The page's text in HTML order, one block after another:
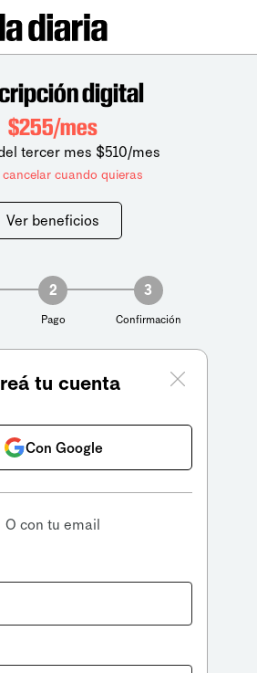
digital
$255/mes
tercer mes $510/mes
cancelar cuando quieras
Ver beneficios
2
Pago
3
Confirmación
tu cuenta
Con Google
O con tu email